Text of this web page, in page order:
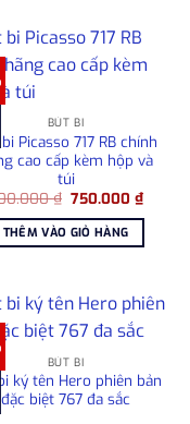
BÚT BI
bi Picasso 717 RB chính
cao cấp kèm hộp và
túi
₫ Giá
là:
900.000 ₫.
750.000₫Giá
hiện
THÊM VÀO GIỎ HÀNG
BÚT BI
bi ký tên Hero phiên bản
đặc biệt 767 đa sắc